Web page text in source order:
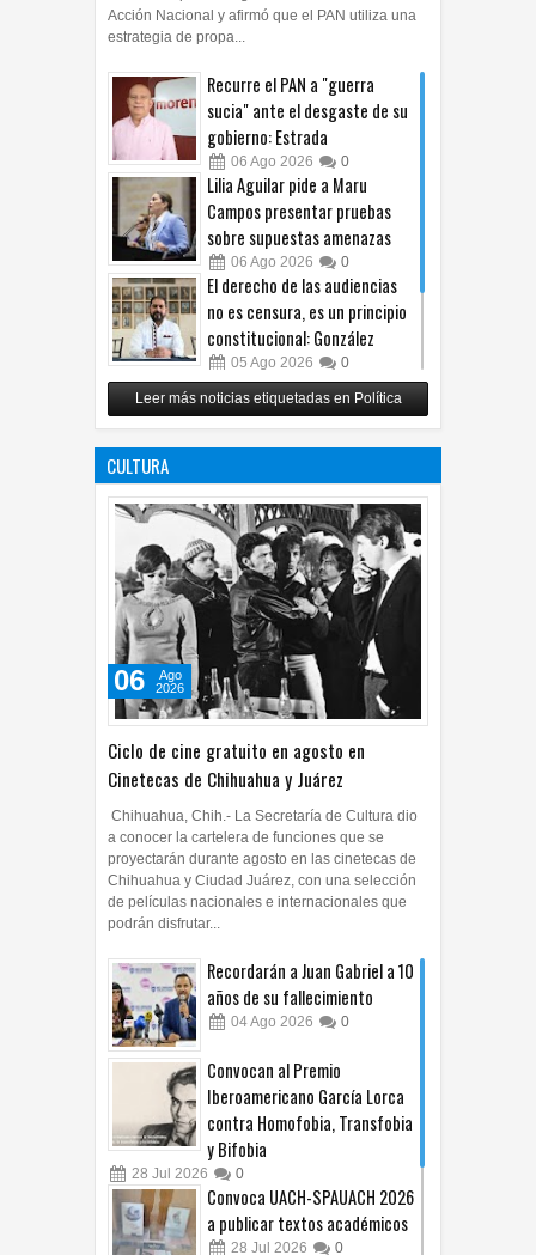
Acción Nacional y afirmó que el PAN utiliza una
estrategia de propa...
Recurre el PAN a "guerra
sucia" ante el desgaste de su
gobierno: Estrada
06 Ago 2026 0
Lilia Aguilar pide a Maru
Campos presentar pruebas
sobre supuestas amenazas
06 Ago 2026 0
El derecho de las audiencias
no es censura, es un principio
constitucional: González
05 Ago 2026 0
Relanza Villalobos programa
de afiliación del PRI en
Tamaulipas
Leer más noticias etiquetadas en Política
CULTURA
Ciclo de cine gratuito en agosto en
Cinetecas de Chihuahua y Juárez
06
Ago
2026
Chihuahua, Chih.- La Secretaría de Cultura dio
a conocer la cartelera de funciones que se
proyectarán durante agosto en las cinetecas de
Chihuahua y Ciudad Juárez, con una selección
de películas nacionales e internacionales que
podrán disfrutar...
Recordarán a Juan Gabriel a 10
años de su fallecimiento
04 Ago 2026 0
Convocan al Premio
Iberoamericano García Lorca
contra Homofobia, Transfobia
y Bifobia
28 Jul 2026 0
Convoca UACH-SPAUACH 2026
a publicar textos académicos
28 Jul 2026 0